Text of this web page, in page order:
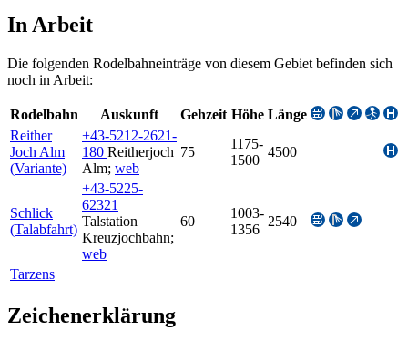
In Arbeit
Die folgenden Rodelbahneinträge von diesem Gebiet befinden sich
noch in Arbeit:
Rodelbahn Auskunft Gehzeit Höhe Länge
Reither
Joch Alm
(Variante)
+43-5212-2621-
180 Reitherjoch
Alm; web
75
1175-
1500
4500
Schlick
(Talabfahrt)
+43-5225-
62321
Talstation
Kreuzjochbahn;
web
60
1003-
1356
2540
Tarzens
Zeichenerklärung